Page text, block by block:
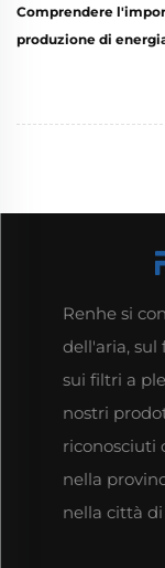
Comprendere
produzione di
Renhe si
dell'aria, sul
sui filtri a
nostri
riconosciuti
nella
nella città